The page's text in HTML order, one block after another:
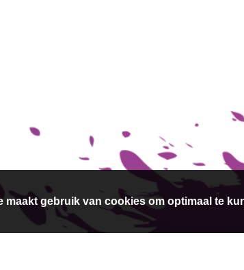
maakt gebruik van cookies om optimaal te